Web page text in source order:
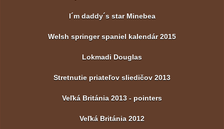
I´m daddy´s star Minebea
Welsh springer spaniel kalendár 2015
Lokmadi Douglas
Stretnutie priateľov sliedičov 2013
Veľká Británia 2013 - pointers
Veľká Británia 2012